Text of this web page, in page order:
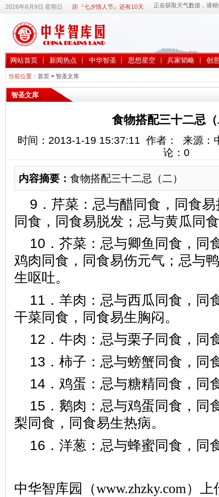
2026年8月9日 星期日 距『七夕情人节』还有10天
网站首页 新闻热点 中华智圣 思想星空 兵家韬略 创
当前位置： 首页> 智圣文库
智圣文库
食物搭配三十二忌
时间：2013-1-19 15:37:11 作者： 来源：
论： 0
内容摘要： 食物搭配三十二忌（二）
9．芹菜：忌与醋同食，同食
同食，同食易脱发；忌与黄瓜同
10．芥菜：忌与卿鱼同食，同
鸡肉同食，同食易伤元气；忌与
生呕吐。
11．羊肉：忌与西瓜同食，同
干菜同食，同食易生胸闷。
12．牛肉：忌与栗子同食，同
13．柿子：忌与螃蟹同食，同
14．鸡蛋：忌与糖精同食，同
15．鹅肉：忌与鸡蛋同食，同
梨同食，同食易生热病。
16．洋葱：忌与蜂蜜同食，同
中华智库园（www.zhzky.com）上